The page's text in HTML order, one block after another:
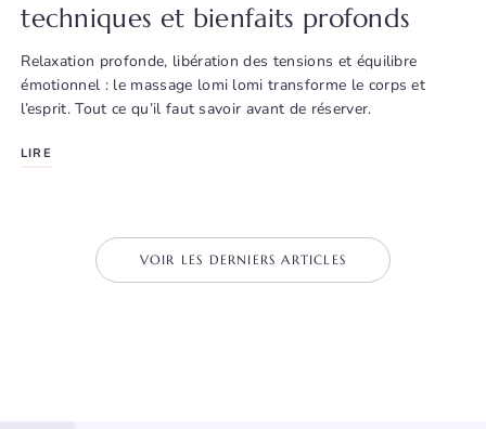
techniques et bienfaits profonds
Relaxation profonde, libération des tensions et équilibre
émotionnel : le massage lomi lomi transforme le corps et
l’esprit. Tout ce qu’il faut savoir avant de réserver.
LIRE
VOIR LES DERNIERS ARTICLES